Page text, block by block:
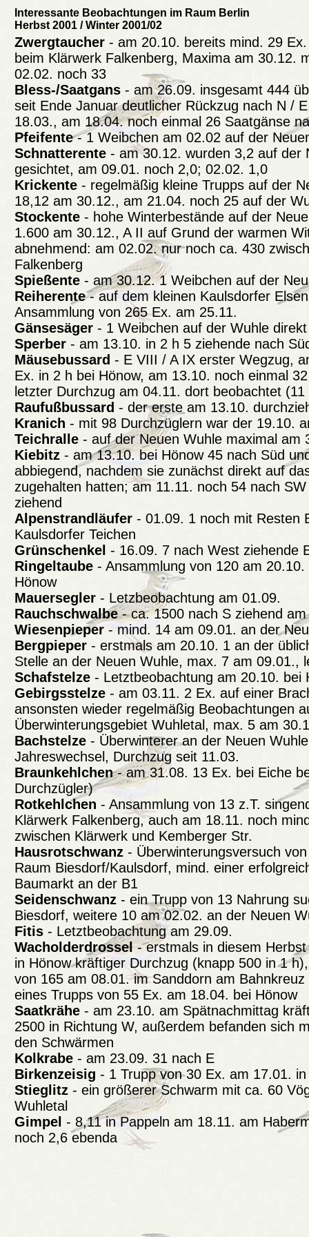
Interessante Beobachtungen im Raum Berlin
Herbst 2001 / Winter 2001/02
Zwergtaucher - am 20.10. bereits mind. 29
beim Klärwerk Falkenberg, Maxima am 30.12.
02.02. noch 33
Bless-/Saatgans - am 26.09. insgesamt 444
seit Ende Januar deutlicher Rückzug nach N /
18.03., am 18.04. noch einmal 26 Saatgänse
Pfeifente- 1 Weibchen am 02.02 auf der
Schnatterente - am 30.12. wurden 3,2 auf der
gesichtet, am 09.01. noch 2,0; 02.02. 1,0
Krickente - regelmäßig kleine Trupps auf der
18,12 am 30.12., am 21.04. noch 25 auf der
Stockente - hohe Winterbestände auf der
1.600 am 30.12., A II auf Grund der warmen
abnehmend: am 02.02. nur noch ca. 430
Falkenberg
Spießente - am 30.12. 1 Weibchen auf der
Reiherente- auf dem kleinen Kaulsdorfer
Ansammlung von 265 Ex. am 25.11.
Gänsesäger - 1 Weibchen auf der Wuhle
Sperber - am 13.10. in 2 h 5 ziehende nach
Mäusebussard - E VIII / A IX erster Wegzug,
Ex. in 2 h bei Hönow, am 13.10. noch einmal
letzter Durchzug am 04.11. dort beobachtet (11
Raufußbussard - der erste am 13.10.
Kranich - mit 98 Durchzüglern war der 19.10.
Teichralle - auf der Neuen Wuhle maximal am
Kiebitz - am 13.10. bei Hönow 45 nach Süd
abbiegend, nachdem sie zunächst direkt auf
zugehalten hatten; am 11.11. noch 54 nach
ziehend
Alpenstrandläufer - 01.09. 1 noch mit Resten
Kaulsdorfer Teichen
Grünschenkel - 16.09. 7 nach West ziehende
Ringeltaube - Ansammlung von 120 am
Hönow
Mauersegler - Letzbeobachtung am 01.09.
Rauchschwalbe- ca. 1500 nach S ziehend
Wiesenpieper - mind. 14 am 09.01. an der
Bergpieper - erstmals am 20.10. 1 an der
Stelle an der Neuen Wuhle, max. 7 am 09.01.,
Schafstelze - Letztbeobachtung am 20.10. bei
Gebirgsstelze - am 03.11. 2 Ex. auf einer
ansonsten wieder regelmäßig Beobachtungen
Überwinterungsgebiet Wuhletal, max. 5 am
Bachstelze - Überwinterer an der Neuen
Jahreswechsel, Durchzug seit 11.03.
Braunkehlchen- am 31.08. 13 Ex. bei Eiche
Durchzügler)
Rotkehlchen - Ansammlung von 13 z.T.
Klärwerk Falkenberg, auch am 18.11. noch
zwischen Klärwerk und Kemberger Str.
Hausrotschwanz - Überwinterungsversuch
Raum Biesdorf/Kaulsdorf, mind. einer
Baumarkt an der B1
Seidenschwanz - ein Trupp von 13 Nahrung
Biesdorf, weitere 10 am 02.02. an der Neuen
Fitis - Letztbeobachtung am 29.09.
Wacholderdrossel- erstmals in diesem
in Hönow kräftiger Durchzug (knapp 500 in 1
von 165 am 08.01. im Sanddorn am
eines Trupps von 55 Ex. am 18.04. bei Hönow
Saatkrähe - am 23.10. am Spätnachmittag
2500 in Richtung W, außerdem befanden sich
den Schwärmen
Kolkrabe - am 23.09. 31 nach E
Birkenzeisig - 1 Trupp von 30 Ex. am 17.01.
Stieglitz - ein größerer Schwarm mit ca. 60
Wuhletal
Gimpel - 8,11 in Pappeln am 18.11. am
noch 2,6 ebenda